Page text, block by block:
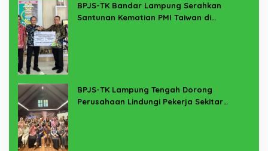
BPJS-TK Bandar Lampung Serahkan
Santunan Kematian PMI Taiwan di
BPJS-TK Lampung Tengah Dorong
Perusahaan Lindungi Pekerja Sekitar